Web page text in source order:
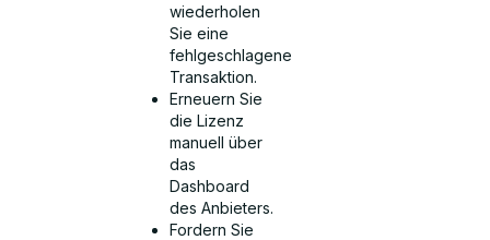
wiederholen
Sie eine
fehlgeschlagene
Transaktion.
Erneuern Sie
die Lizenz
manuell über
das
Dashboard
des Anbieters.
Fordern Sie